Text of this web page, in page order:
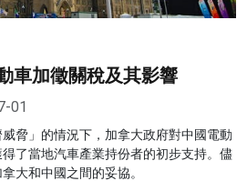
車加徵關稅及其影響
01
脅」的情況下，加拿大政府對中國電動
了當地汽車產業持份者的初步支持。儘
大和中國之間的妥協。